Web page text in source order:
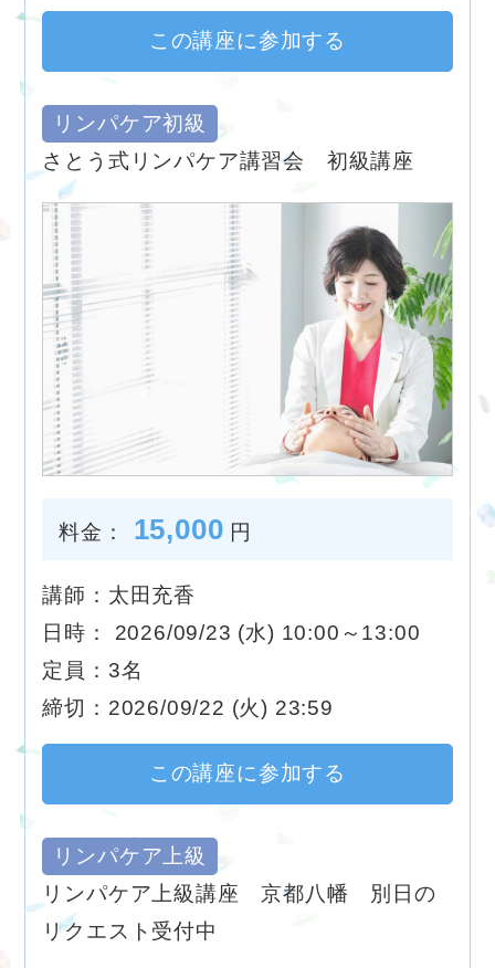
この講座に参加する
リンパケア初級
さとう式リンパケア講習会 初級講座
料金： 15,000 円
講師：太田充香
日時： 2026/09/23 (水) 10:00～13:00
定員：3名
締切：2026/09/22 (火) 23:59
この講座に参加する
リンパケア上級
リンパケア上級講座 京都八幡 別日の
リクエスト受付中